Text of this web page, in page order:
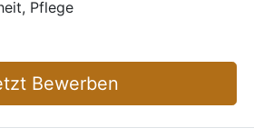
Pflege
Bewerben